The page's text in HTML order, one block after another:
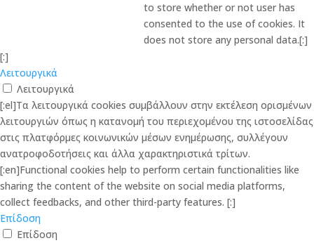
to store whether or not user has
consented to the use of cookies. It
does not store any personal data.[:]
[:]
Λειτουργικά
Λειτουργικά
[:el]Τα λειτουργικά cookies συμβάλλουν στην εκτέλεση ορισμένων
λειτουργιών όπως η κατανομή του περιεχομένου της ιστοσελίδας
στις πλατφόρμες κοινωνικών μέσων ενημέρωσης, συλλέγουν
ανατροφοδοτήσεις και άλλα χαρακτηριστικά τρίτων.
[:en]Functional cookies help to perform certain functionalities like
sharing the content of the website on social media platforms,
collect feedbacks, and other third-party features. [:]
Επίδοση
Επίδοση